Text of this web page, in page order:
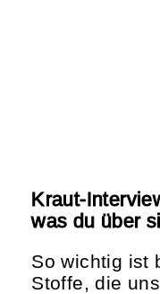
Kraut-
was du über
So wichtig ist
Stoffe, die